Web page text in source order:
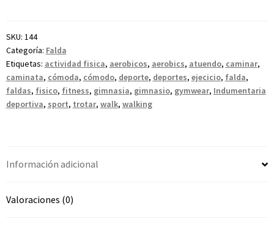
SKU: 144
Categoría: Falda
Etiquetas: actividad fisica, aerobicos, aerobics, atuendo, caminar,
caminata, cómoda, cómodo, deporte, deportes, ejecicio, falda,
faldas, fisico, fitness, gimnasia, gimnasio, gymwear, Indumentaria
deportiva, sport, trotar, walk, walking
Información adicional
Valoraciones (0)